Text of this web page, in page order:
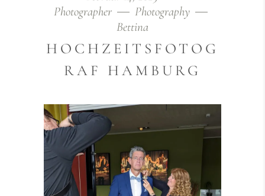
Photographer
Photography
Bettina
HOCHZEITSFOTOG
RAF HAMBURG